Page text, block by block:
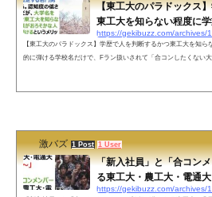
【東工大のパラドックス
東工大を知らない程度に
https://gekibuzz.com/archives/
【東工大のパラドックス】学歴で人を判断するかつ東工大を知
的に弾ける学校名だけで、Fラン扱いされて「合コンしたくない
激バズ 1 Post 1 User
「新入社員」と「合コン
る東工大・農工大・電通大
https://gekibuzz.com/archives/